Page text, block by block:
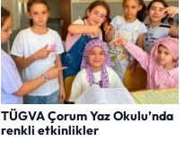
TÜGVA Çorum Yaz Okulu’nda
renkli etkinlikler